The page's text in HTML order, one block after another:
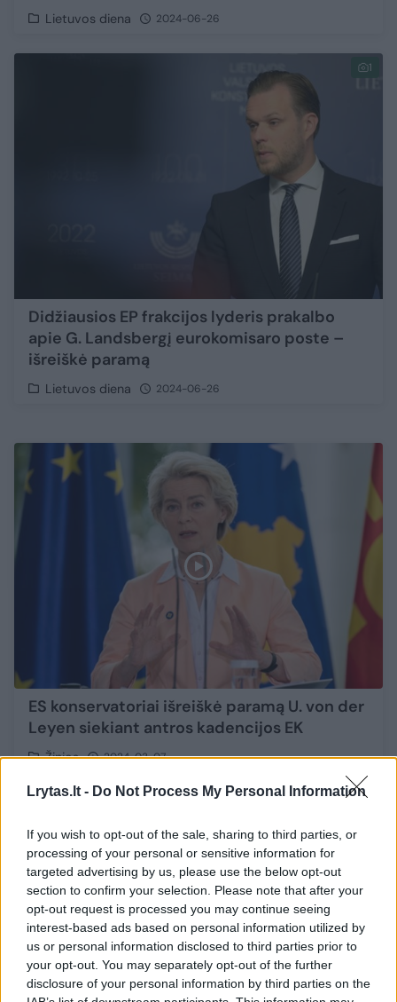
Lrytas.lt - Do Not Process My Personal Information
If you wish to opt-out of the sale, sharing to third parties, or
processing of your personal or sensitive information for
targeted advertising by us, please use the below opt-out
section to confirm your selection. Please note that after your
opt-out request is processed you may continue seeing
interest-based ads based on personal information utilized by
us or personal information disclosed to third parties prior to
your opt-out. You may separately opt-out of the further
disclosure of your personal information by third parties on the
Lietuvos diena 2024-06-26
1
Didžiausios EP frakcijos lyderis prakalbo
apie G. Landsbergį eurokomisaro poste –
išreiškė paramą
Lietuvos diena 2024-06-26
ES konservatoriai išreiškė paramą U. von der
Leyen siekiant antros kadencijos EK
Žinios 2024-03-07